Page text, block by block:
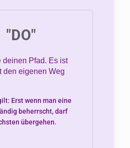
"DO"
deinen Pfad. Es ist
den eigenen Weg
Erst wenn man eine
beherrscht, darf
übergehen.